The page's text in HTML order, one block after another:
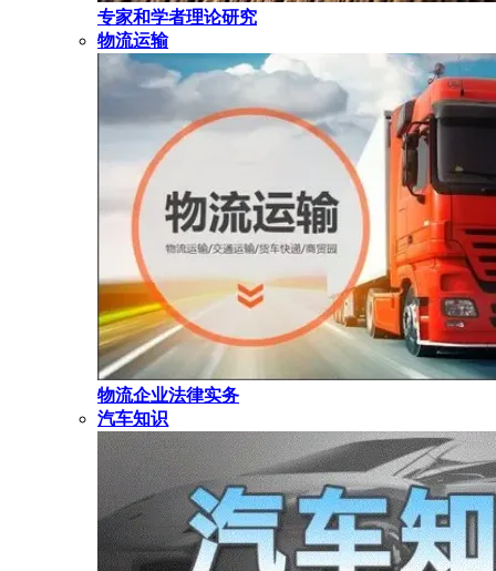
专家和学者理论研究
物流运输
物流企业法律实务
汽车知识